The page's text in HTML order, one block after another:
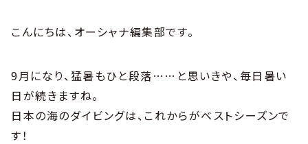
こんにちは、オーシャナ編集部です。
9月になり、猛暑もひと段落……と思いきや、毎日暑い
日が続きますね。
日本の海のダイビングは、これからがベストシーズンで
す！